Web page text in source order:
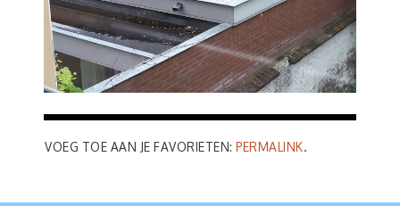
VOEG TOE AAN JE FAVORIETEN: PERMALINK.